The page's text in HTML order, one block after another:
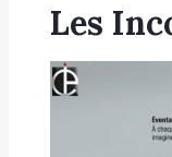
Les